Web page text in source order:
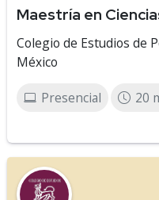
Maestría en
Colegio de Estudios de
México
Presencial 20